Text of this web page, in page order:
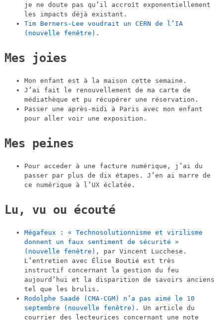
je ne doute pas qu’il accroît exponentiellement
les impacts déjà existant.
Tim Berners-Lee voudrait un CERN de l’IA
(nouvelle fenêtre) .
Mes joies
Mon enfant est à la maison cette semaine.
J’ai fait le renouvellement de ma carte de
médiathèque et pu récupérer une réservation.
Passer une après-midi à Paris avec mon enfant
pour aller voir une exposition.
Mes peines
Pour acceder à une facture numérique, j’ai du
passer par plus de dix étapes. J’en ai marre de
ce numérique à l’UX éclatée.
Lu, vu ou écouté
Mégafeux : « Technosolutionnisme et virilisme
donnent un faux sentiment de sécurité »
(nouvelle fenêtre) , par Vincent Lucchese.
L’entretien avec Élise Boutié est très
instructif concernant la gestion du feu
aujourd’hui et la disparition de savoirs anciens
tel que les brulis.
Rodolphe Saadé (CMA-CGM) n’a pas aimé le 10
septembre
(nouvelle fenêtre) . Un article du
courrier des lecteurices concernant une note